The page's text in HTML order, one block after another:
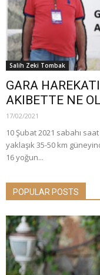
Salih Zeki Tombak
GARA
AKIBETTE NE
17/02/2021
10 Şubat 2021 sabahı saat
yaklaşık 35-50 km
16 yoğun...
POPULAR POSTS